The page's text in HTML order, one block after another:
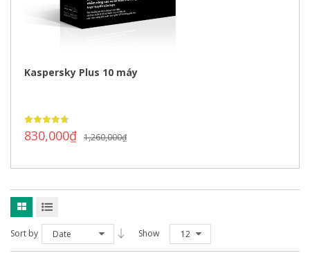
Kaspersky Plus 10 máy
1,260,000₫
830,000₫
Sort by Date Show 12